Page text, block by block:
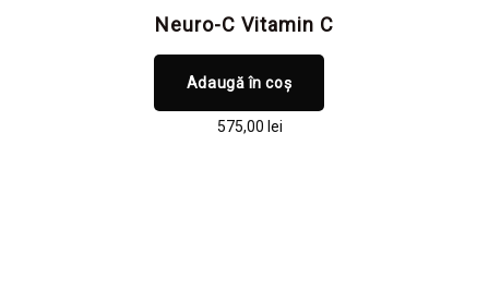
Neuro-C Vitamin C
Adaugă în coș
575,00 lei